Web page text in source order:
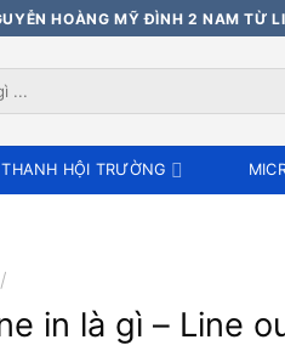
HOÀNG MỸ ĐÌNH 2 NAM TỪ
HỘI TRƯỜNG
/
in là gì – Line